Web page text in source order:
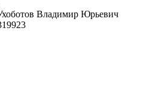
Владимир Юрьевич